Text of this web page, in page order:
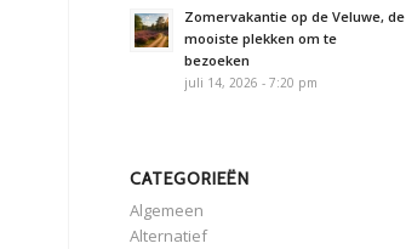
Zomervakantie op de Veluwe, de
mooiste plekken om te
bezoeken
juli 14, 2026 - 7:20 pm
CATEGORIEËN
Algemeen
Alternatief